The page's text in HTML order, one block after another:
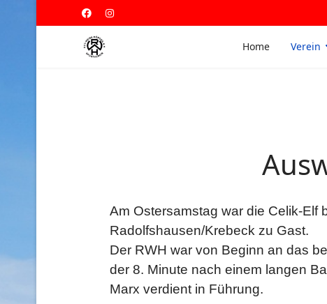
Home Verein
Am Ostersamstag war die Celik-Elf
Radolfshausen/Krebeck zu Gast.
Der RWH war von Beginn an das
der 8. Minute nach einem langen
Marx verdient in Führung.